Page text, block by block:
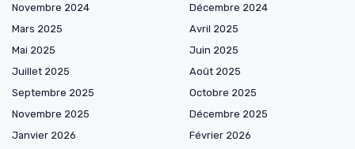
Novembre 2024
Décembre 2024
Mars 2025
Avril 2025
Mai 2025
Juin 2025
Juillet 2025
Août 2025
Septembre 2025
Octobre 2025
Novembre 2025
Décembre 2025
Janvier 2026
Février 2026